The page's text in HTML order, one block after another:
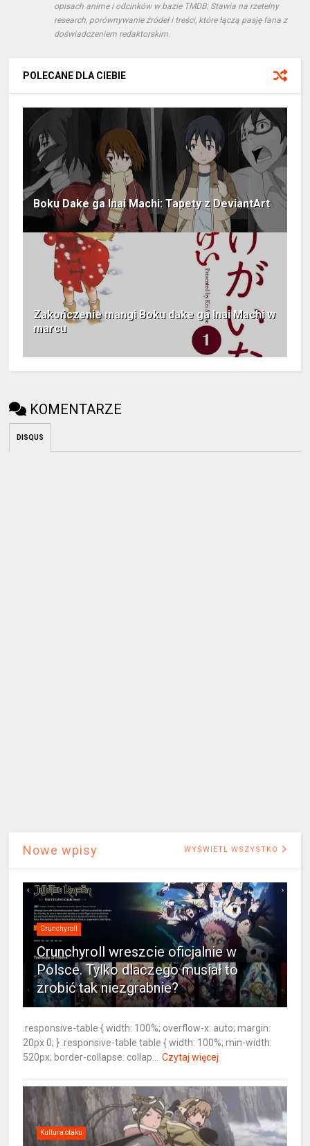
opisach anime i odcinków w bazie TMDB. Stawia na rzetelny
research, porównywanie źródeł i treści, które łączą pasję fana z
doświadczeniem redaktorskim.
POLECANE DLA CIEBIE
Boku Dake ga Inai Machi: Tapety z DeviantArt
Zakończenie mangi Boku dake ga Inai Machi w
marcu
KOMENTARZE
DISQUS
Nowe wpisy WYŚWIETL WSZYSTKO
Crunchyroll
Crunchyroll wreszcie oficjalnie w
Polsce. Tylko dlaczego musiał to
zrobić tak niezgrabnie?
.responsive-table { width: 100%; overflow-x: auto; margin:
20px 0; } .responsive-table table { width: 100%; min-width:
520px; border-collapse: collap...
Czytaj więcej
Kultura otaku